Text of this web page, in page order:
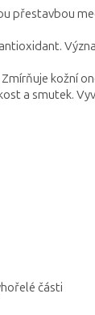
přestavbou
kožní
a smutek.
části